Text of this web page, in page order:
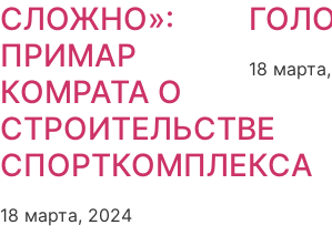
СЛОЖНО»:
ПРИМАР
КОМРАТА О
СТРОИТЕЛЬСТВЕ
СПОРТКОМПЛЕКСА
18 марта, 2024
18